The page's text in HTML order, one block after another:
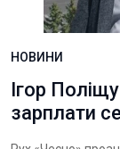
НОВИНИ
Ігор
зарплати